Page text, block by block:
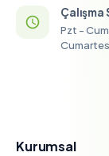
Pzt -
Kurumsal